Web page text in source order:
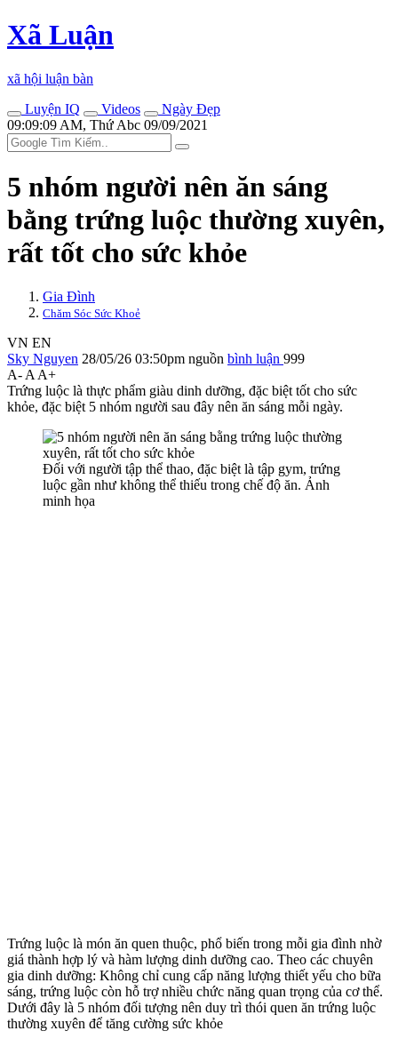
Xã Luận
xã hội luận bàn
Luyện IQ
Videos
Ngày Đẹp
09:09:09 AM, Thứ Abc 09/09/2021
5 nhóm người nên ăn sáng
bằng trứng luộc thường xuyên,
rất tốt cho sức khỏe
Gia Đình
Chăm Sóc Sức Khoẻ
VN EN
Sky Nguyen 28/05/26 03:50pm nguồn bình luận 999
A- A A+
Trứng luộc là thực phẩm giàu dinh dưỡng, đặc biệt tốt cho sức
khỏe, đặc biệt 5 nhóm người sau đây nên ăn sáng mỗi ngày.
Đối với người tập thể thao, đặc biệt là tập gym, trứng
luộc gần như không thể thiếu trong chế độ ăn. Ảnh
minh họa
Trứng luộc là món ăn quen thuộc, phổ biến trong mỗi gia đình nhờ
giá thành hợp lý và hàm lượng dinh dưỡng cao. Theo các chuyên
gia dinh dưỡng: Không chỉ cung cấp năng lượng thiết yếu cho bữa
sáng, trứng luộc còn hỗ trợ nhiều chức năng quan trọng của c‌ơ th‌ể.
Dưới đây là 5 nhóm đối tượng nên duy trì thói quen ăn trứng luộc
thường xuyên để tăng cường sức khỏe